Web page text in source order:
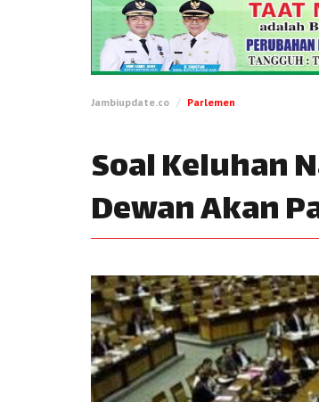
Jambiupdate.co Parlemen
Soal Keluhan
Dewan Akan